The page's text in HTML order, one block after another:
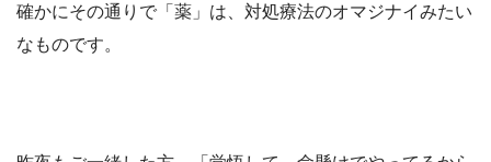
確かにその通りで「薬」は、対処療法のオマジナイみたい
なものです。